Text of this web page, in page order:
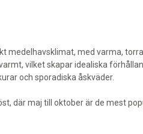
medelhavsklimat, med varma,
vilket skapar idealiska
och sporadiska åskväder.
där maj till oktober är de mest